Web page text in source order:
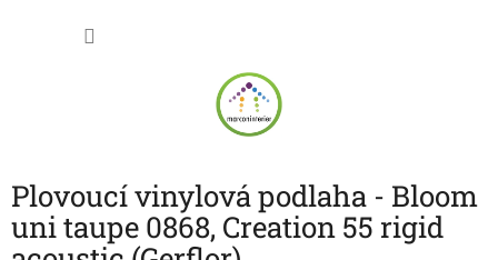
Plovoucí vinylová podlaha - Bloom
uni taupe 0868, Creation 55 rigid